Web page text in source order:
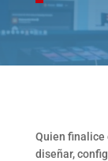
Quien finalice
diseñar,